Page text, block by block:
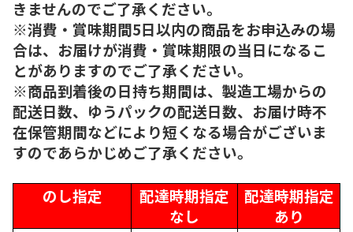
きませんのでご了承ください。
※消費・賞味期間5日以内の商品をお申込みの場
合は、お届けが消費・賞味期限の当日になるこ
とがありますのでご了承ください。
※商品到着後の日持ち期間は、製造工場からの
配送日数、ゆうパックの配送日数、お届け時不
在保管期間などにより短くなる場合がございま
すのであらかじめご了承ください。
のし指定
配達時期指定
なし
配達時期指定
あり